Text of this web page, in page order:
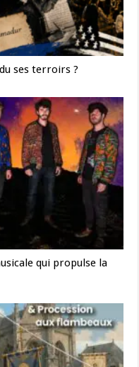
ses terroirs ?
qui propulse la